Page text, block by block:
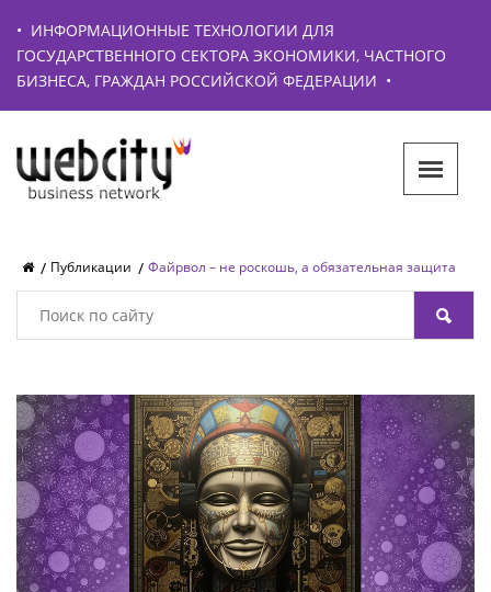
• ИНФОРМАЦИОННЫЕ ТЕХНОЛОГИИ ДЛЯ
ГОСУДАРСТВЕННОГО СЕКТОРА ЭКОНОМИКИ, ЧАСТНОГО
БИЗНЕСА, ГРАЖДАН РОССИЙСКОЙ ФЕДЕРАЦИИ •
Публикации Файрвол – не роскошь, а обязательная защита